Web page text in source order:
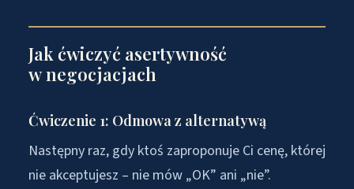
Jak ćwiczyć asertywność
w negocjacjach
Ćwiczenie 1: Odmowa z alternatywą
Następny raz, gdy ktoś zaproponuje Ci cenę, której
nie akceptujesz – nie mów „OK” ani „nie”.